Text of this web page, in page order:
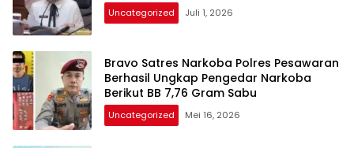
Uncategorized Juli 1, 2026
Bravo Satres Narkoba Polres Pesawaran
Berhasil Ungkap Pengedar Narkoba
Berikut BB 7,76 Gram Sabu
Uncategorized Mei 16, 2026